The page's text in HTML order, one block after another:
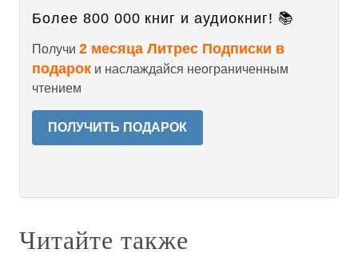
Более 800 000 книг и аудиокниг! 📚
Получи 2 месяца Литрес Подписки в
подарок и наслаждайся неограниченным
чтением
ПОЛУЧИТЬ ПОДАРОК
Читайте также